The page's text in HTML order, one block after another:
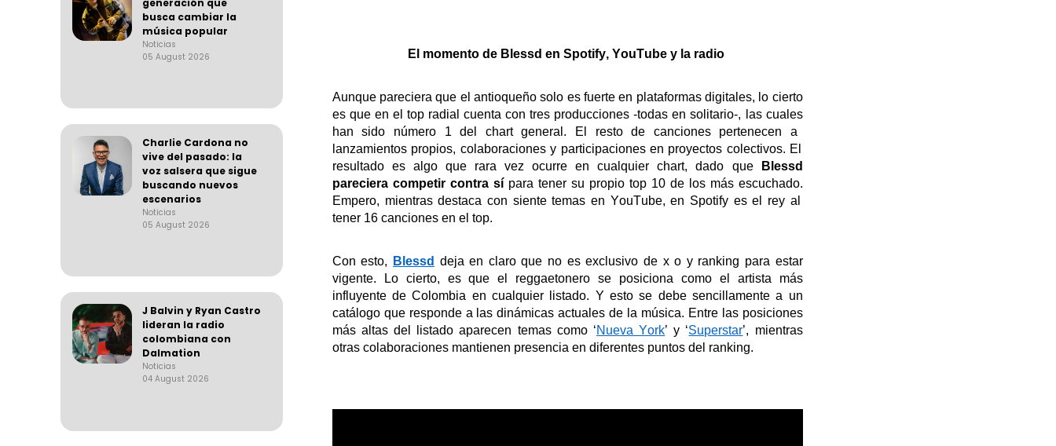
busca cambiar la
música popular
Noticias
05 August 2026
Charlie Cardona no
vive del pasado: la
voz salsera que sigue
buscando nuevos
escenarios
Noticias
05 August 2026
J Balvin y Ryan Castro
lideran la radio
colombiana con
Dalmation
Noticias
04 August 2026
El momento de Blessd en Spotify, YouTube y la radio
Aunque pareciera que el antioqueñosolo es fuerte en plataformas digitales, lo cierto
es que en el top radial cuenta contres producciones-todas en solitario-, las cuales
han sido número 1 del chart general. El resto de cancionespertenecen a
lanzamientos propios, colaboraciones y participaciones en proyectos colectivos. El
resultado es algo que rara vez ocurre en cualquier chart, dado que
Blessd
pareciera competir contra sípara tener su propio top 10 de los más escuchado.
Empero, mientras destaca con siente temas en YouTube, en Spotify es el rey al
tener 16 canciones en el top.
Con esto, Blessd deja en claro que no es exclusivo de x o y ranking para estar
vigente. Lo cierto, es que el reggaetonero se posiciona como el artista más
influyente de Colombia en cualquier listado. Y esto se debe sencillamente a un
catálogo que responde a las dinámicas actuales de la música. Entre las posiciones
más altas del listado aparecen temas como ‘Nueva York’ y ‘Superstar’, mientras
otras colaboraciones mantienen presencia en diferentes puntos del ranking.